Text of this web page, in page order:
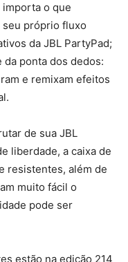
o que
seu próprio fluxo
da JBL PartyPad;
ponta dos dedos:
e remixam efeitos
de sua JBL
liberdade, a caixa de
resistentes, além de
muito fácil o
pode ser
estão na edição 214